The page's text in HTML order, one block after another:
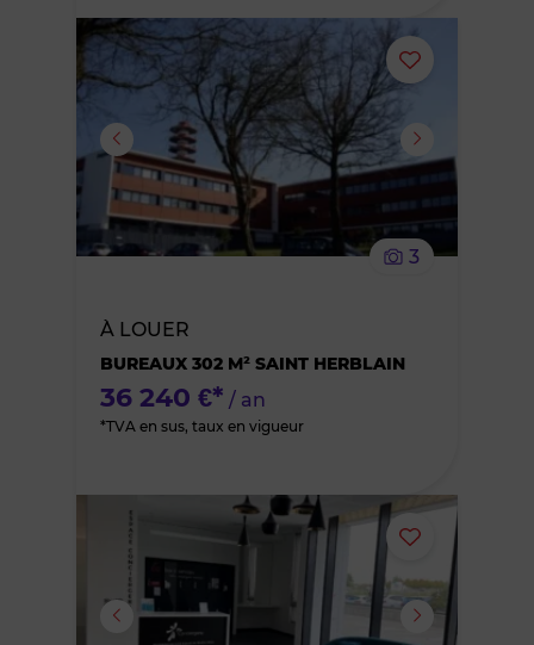
Ajouter
supprimer
3
À LOUER
BUREAUX 302 M² SAINT HERBLAIN
36 240 €* / an
*TVA en sus, taux en vigueur
Ajouter
ou